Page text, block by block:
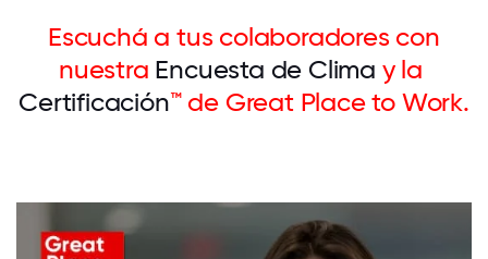
Escuchá a tus colaboradores con
nuestra Encuesta de Clima y la
Certificación™de Great Place to Work.